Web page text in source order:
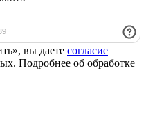
вы даете согласие
Подробнее об обработке